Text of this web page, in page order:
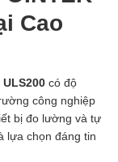
Cao
có độ
công nghiệp
bị đo lường và tự
lựa chọn đáng tin